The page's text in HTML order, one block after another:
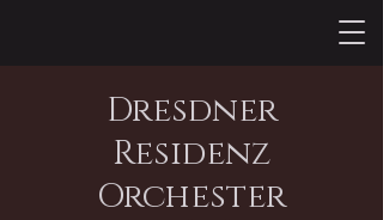
Dresdner
Residenz
Orchester